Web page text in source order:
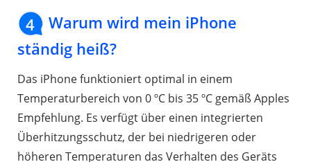
4
Warum wird mein iPhone
ständig heiß?
Das iPhone funktioniert optimal in einem
Temperaturbereich von 0 ºC bis 35 ºC gemäß Apples
Empfehlung. Es verfügt über einen integrierten
Überhitzungsschutz, der bei niedrigeren oder
höheren Temperaturen das Verhalten des Geräts